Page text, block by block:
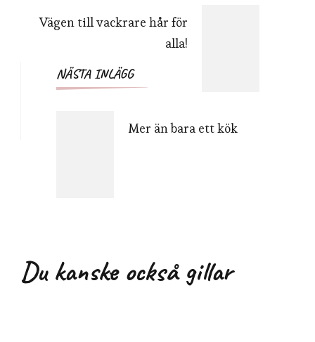
Vägen till vackrare hår för
alla!
NÄSTA INLÄGG
Mer än bara ett kök
Du kanske också gillar